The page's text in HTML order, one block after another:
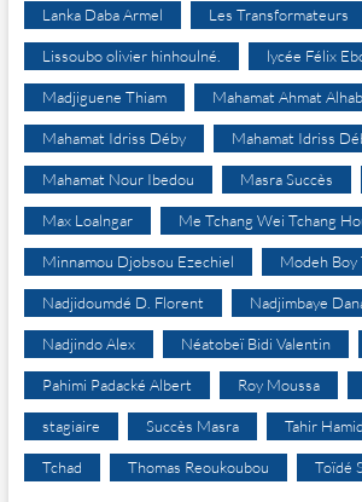
Lanka Daba Armel Les Transformateurs
Lissoubo olivier hinhoulné. lycée Félix
Madjiguene Thiam Mahamat Ahmat
Mahamat Idriss Déby Mahamat Idriss
Mahamat Nour Ibedou Masra Succès
Max Loalngar Me Tchang Wei Tchang
Minnamou Djobsou Ezechiel Modeh Boy
Nadjidoumdé D. Florent Nadjimbaye
Nadjindo Alex Néatobeï Bidi Valentin
Pahimi Padacké Albert Roy Moussa
stagiaire Succès Masra Tahir
Tchad Thomas Reoukoubou Toïdé